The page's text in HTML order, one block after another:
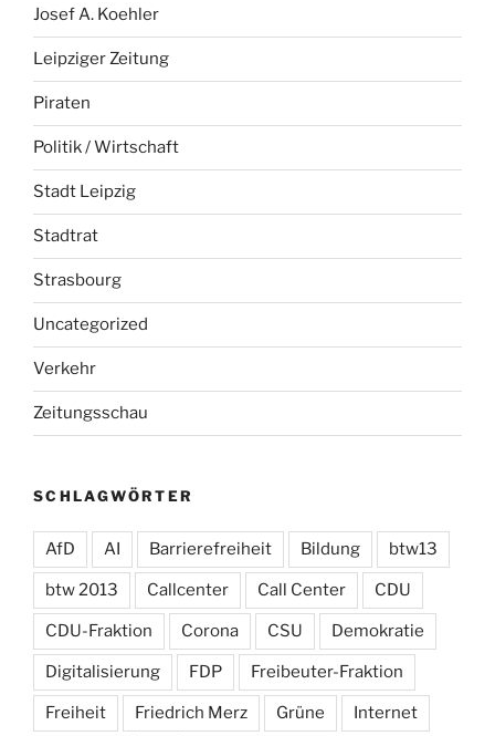
Josef A. Koehler
Leipziger Zeitung
Piraten
Politik / Wirtschaft
Stadt Leipzig
Stadtrat
Strasbourg
Uncategorized
Verkehr
Zeitungsschau
SCHLAGWÖRTER
AfD AI Barrierefreiheit Bildung btw13
btw 2013 Callcenter Call Center CDU
CDU-Fraktion Corona CSU Demokratie
Digitalisierung FDP Freibeuter-Fraktion
Freiheit Friedrich Merz Grüne Internet